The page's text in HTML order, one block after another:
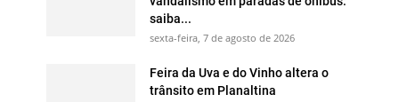
saiba...
sexta-feira, 7 de agosto de 2026
Feira da Uva e do Vinho altera o
trânsito em Planaltina